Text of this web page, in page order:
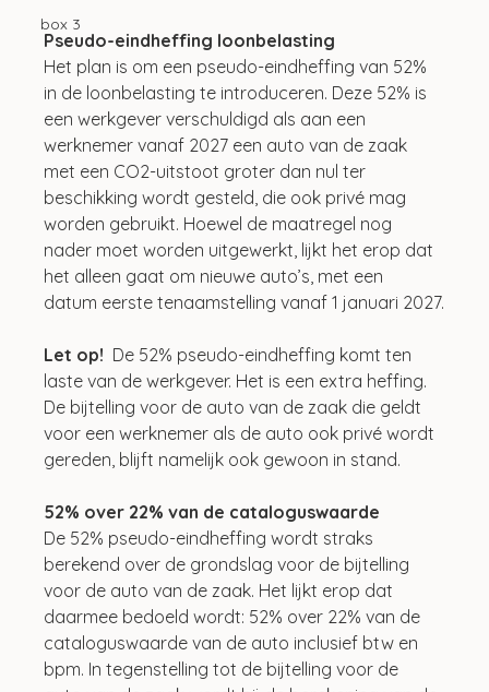
box 3
Pseudo-eindheffing loonbelasting
Het plan is om een pseudo-eindheffing van 52%
in de loonbelasting te introduceren. Deze 52% is
een werkgever verschuldigd als aan een
werknemer vanaf 2027 een auto van de zaak
met een CO2-uitstoot groter dan nul ter
beschikking wordt gesteld, die ook privé mag
worden gebruikt. Hoewel de maatregel nog
nader moet worden uitgewerkt, lijkt het erop dat
het alleen gaat om nieuwe auto’s, met een
datum eerste tenaamstelling vanaf 1 januari 2027.
Let op!
  De 52% pseudo-eindheffing komt ten
laste van de werkgever. Het is een extra heffing.
De bijtelling voor de auto van de zaak die geldt
voor een werknemer als de auto ook privé wordt
gereden, blijft namelijk ook gewoon in stand.
52% over 22% van de cataloguswaarde
De 52% pseudo-eindheffing wordt straks
berekend over de grondslag voor de bijtelling
voor de auto van de zaak. Het lijkt erop dat
daarmee bedoeld wordt: 52% over 22% van de
cataloguswaarde van de auto inclusief btw en
bpm. In tegenstelling tot de bijtelling voor de